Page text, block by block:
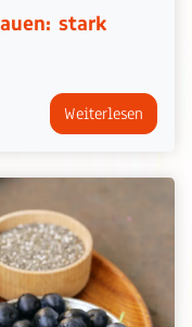
stark
Weiterlesen